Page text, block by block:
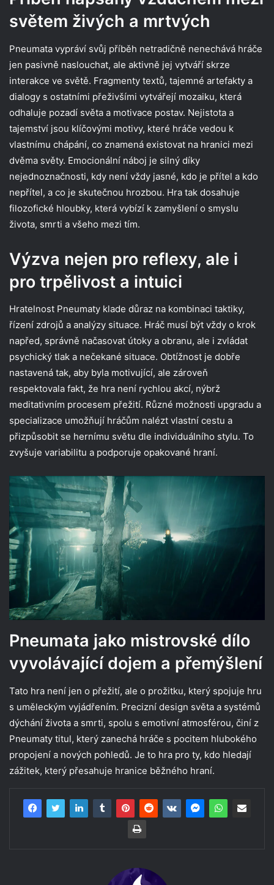
světem živých a mrtvých
Pneumata vypráví svůj příběh netradičně nenechává hráče
jen pasivně naslouchat, ale aktivně jej vytváří skrze
interakce ve světě. Fragmenty textů, tajemné artefakty a
dialogy s ostatními přeživšími vytvářejí mozaiku, která
odhaluje pozadí světa a motivace postav. Nejistota a
tajemství jsou klíčovými motivy, které hráče vedou k
vlastnímu chápání, co znamená existovat na hranici mezi
dvěma světy. Emocionální náboj je silný díky
nejednoznačnosti, kdy není vždy jasné, kdo je přítel a kdo
nepřítel, a co je skutečnou hrozbou. Hra tak dosahuje
filozofické hloubky, která vybízí k zamyšlení o smyslu
života, smrti a všeho mezi tím.
Výzva nejen pro reflexy, ale i
pro trpělivost a intuici
Hratelnost Pneumaty klade důraz na kombinaci taktiky,
řízení zdrojů a analýzy situace. Hráč musí být vždy o krok
napřed, správně načasovat útoky a obranu, ale i zvládat
psychický tlak a nečekané situace. Obtížnost je dobře
nastavená tak, aby byla motivující, ale zároveň
respektovala fakt, že hra není rychlou akcí, nýbrž
meditativním procesem přežití. Různé možnosti upgradu a
specializace umožňují hráčům nalézt vlastní cestu a
přizpůsobit se hernímu světu dle individuálního stylu. To
zvyšuje variabilitu a podporuje opakované hraní.
Pneumata jako mistrovské dílo
vyvolávající dojem a přemýšlení
Tato hra není jen o přežití, ale o prožitku, který spojuje hru
s uměleckým vyjádřením. Precizní design světa a systémů
dýchání života a smrti, spolu s emotivní atmosférou, činí z
Pneumaty titul, který zanechá hráče s pocitem hlubokého
propojení a nových pohledů. Je to hra pro ty, kdo hledají
zážitek, který přesahuje hranice běžného hraní.